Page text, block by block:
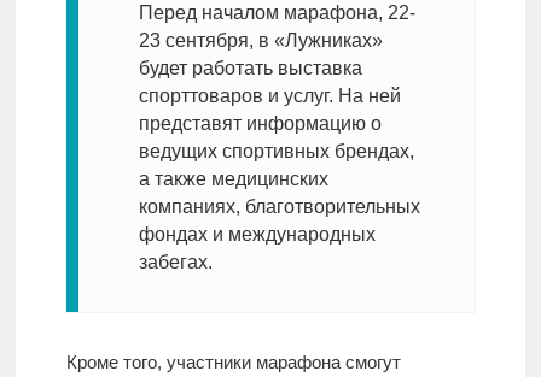
Перед началом марафона, 22-
23 сентября, в «Лужниках»
будет работать выставка
спорттоваров и услуг. На ней
представят информацию о
ведущих спортивных брендах,
а также медицинских
компаниях, благотворительных
фондах и международных
забегах.
Кроме того, участники марафона смогут